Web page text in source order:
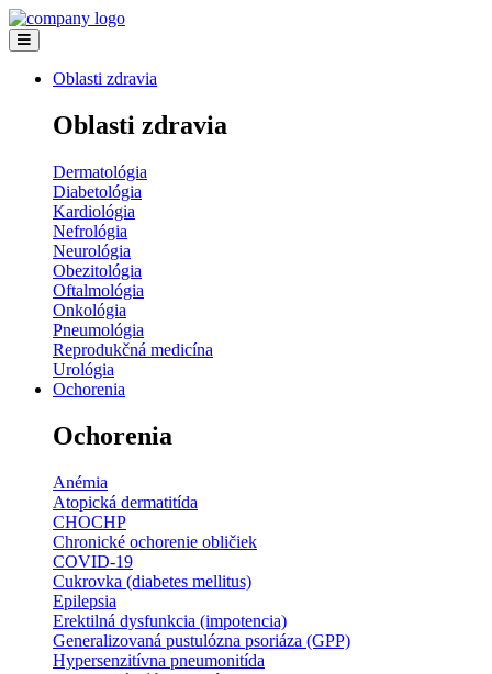
Oblasti zdravia
Oblasti zdravia
Dermatológia
Diabetológia
Kardiológia
Nefrológia
Neurológia
Obezitológia
Oftalmológia
Onkológia
Pneumológia
Reprodukčná medicína
Urológia
Ochorenia
Ochorenia
Anémia
Atopická dermatitída
CHOCHP
Chronické ochorenie obličiek
COVID-19
Cukrovka (diabetes mellitus)
Epilepsia
Erektilná dysfunkcia (impotencia)
Generalizovaná pustulózna psoriáza (GPP)
Hypersenzitívna pneumonitída